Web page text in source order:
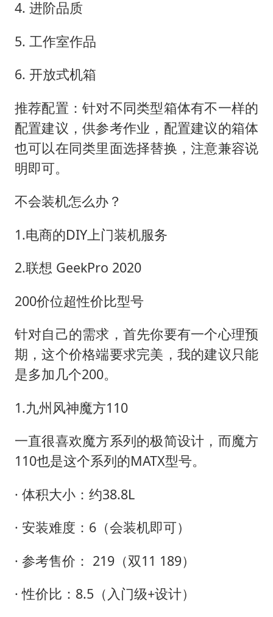
4. 进阶品质
5. 工作室作品
6. 开放式机箱
推荐配置：针对不同类型箱体有不一样的
配置建议，供参考作业，配置建议的箱体
也可以在同类里面选择替换，注意兼容说
明即可。
不会装机怎么办？
1.电商的DIY上门装机服务
2.联想 GeekPro 2020
200价位超性价比型号
针对自己的需求，首先你要有一个心理预
期，这个价格端要求完美，我的建议只能
是多加几个200。
1.九州风神魔方110
一直很喜欢魔方系列的极简设计，而魔方
110也是这个系列的MATX型号。
· 体积大小：约38.8L
· 安装难度：6（会装机即可）
· 参考售价： 219（双11 189）
· 性价比：8.5（入门级+设计）